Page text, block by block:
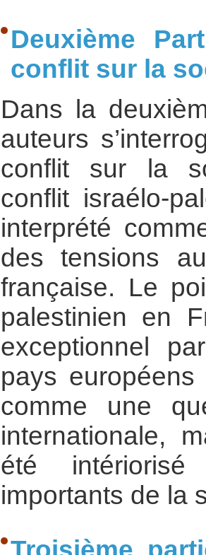
Deuxième
conflit sur la
Dans la
auteurs
conflit sur la
conflit israélo-
interprété
des tensions
française. Le
palestinien en
exceptionnel
pays
comme une
internationale,
été
importants de la